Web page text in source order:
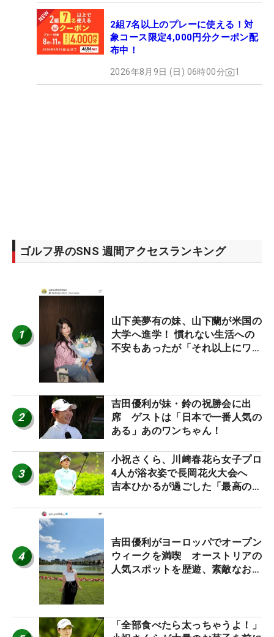
2組7名以上のプレーに使える！対
象コース限定4,000円分クーポン配
布中！
2026年8月9日 (日) 06時00分 1
ゴルフ界のSNS 週間アクセスランキング
1
山下美夢有の妹、山下蘭が米国の
大学へ進学！ 慣れない生活への
不安もあったが「それ以上にワク
2
吉田優利が妹・鈴の祝勝会に出
席 ゲストは「日本で一番人気の
ある」あのワンちゃん！
3
小祝さくら、川﨑春花ら女子プロ
4人が浴衣姿で長岡花火大会へ
吉本ひかるが過ごした「最高の夏
4
吉田優利がヨーロッパでオープン
ウィークを満喫 オーストリアの
人気スポットを歴遊、素敵なお土
「全部食べたら太っちゃうよ！」